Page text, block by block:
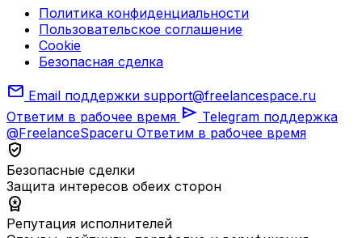
Политика конфиденциальности
Пользовательское соглашение
Cookie
Безопасная сделка
mail Email поддержки support@freelancespace.ru
Ответим в рабочее время send Telegram поддержка
@FreelanceSpaceru Ответим в рабочее время
verified_user
Безопасные сделки
Защита интересов обеих сторон
workspace_premium
Репутация исполнителей